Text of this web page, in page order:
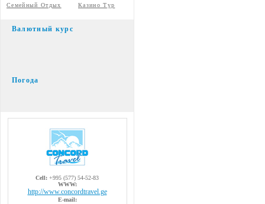
Семейный Отдых
Казино Тур
Валютный курс
Погода
Cell: +995 (577) 54-52-83
WWW:
http://www.concordtravel.ge
E-mail: